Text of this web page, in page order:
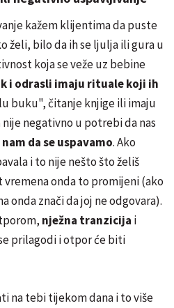
kažem klijentima da puste
želi, bilo da ih se ljulja ili gura u
koja se veže uz bebine
i odrasli imaju rituale koji ih
buku", čitanje knjige ili imaju
negativno u potrebi da nas
da se uspavamo. Ako
i to nije nešto što želiš
onda to promijeni (ako
onda znači da joj ne odgovara).
nježna tranzicija i
prilagodi i otpor će biti
na tebi tijekom dana i to više